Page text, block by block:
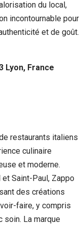
du local,
incontournable pour
et de goût.
Lyon, France
restaurants italiens
culinaire
et moderne.
Saint-Paul, Zappo
des créations
faire, y compris
soin. La marque